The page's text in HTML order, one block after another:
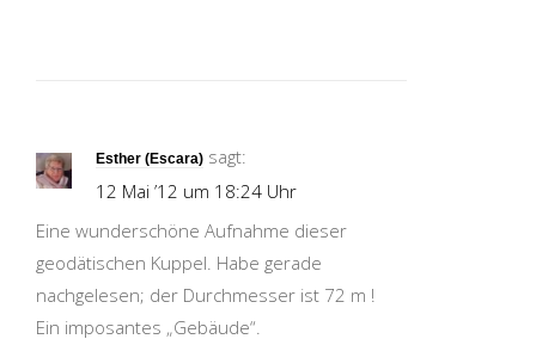
Esther (Escara) sagt:
12 Mai ’12 um 18:24 Uhr
Eine wunderschöne Aufnahme dieser
geodätischen Kuppel. Habe gerade
nachgelesen; der Durchmesser ist 72 m !
Ein imposantes „Gebäude“.